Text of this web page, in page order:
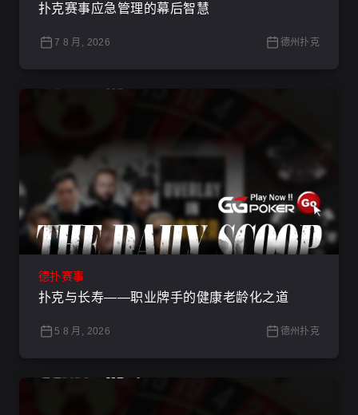
扑克赛事应急管理的幕后智慧
7 8 月, 2026 德州扑克
德扑赛事
扑克与长寿——职业牌手的健康老龄化之道
5 8 月, 2026 德州扑克